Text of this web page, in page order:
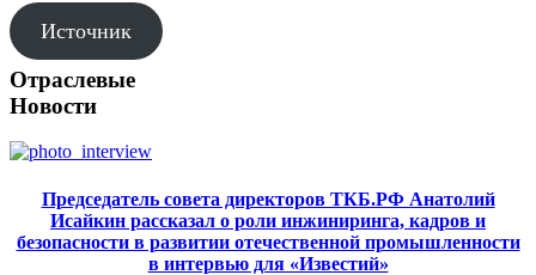
Источник
Отраслевые
Новости
Председатель совета директоров ТКБ.РФ Анатолий
Исайкин рассказал о роли инжиниринга, кадров и
безопасности в развитии отечественной промышленности
в интервью для «Известий»